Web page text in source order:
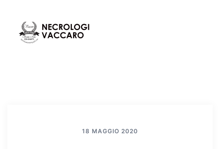
contenuto
18 MAGGIO 2020